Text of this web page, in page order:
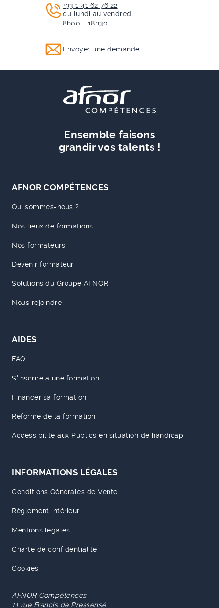
+33 1 41 62 76 22
du lundi au vendredi
8h00 - 18h30
Envoyer une demande
Ensemble faisons
grandir vos talents !
AFNOR COMPÉTENCES
Qui sommes-nous ?
Nos lieux de formations
Nos formateurs
Devenir formateur
Solutions du Groupe AFNOR
Nous rejoindre
AIDES
FAQ
S'inscrire à une formation
Financer sa formation
Réforme de la formation
Accessibilité aux Publics en situation de handicap
INFORMATIONS LÉGALES
Conditions Générales de Vente
Règlement intérieur
Mentions légales
Charte de confidentialité
Cookies
AFNOR Compétences
11 rue Francis de Pressensé